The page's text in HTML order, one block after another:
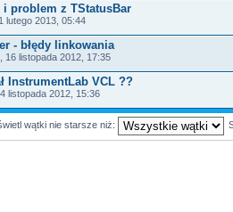
i problem z TStatusBar
lutego 2013, 05:44
- błędy linkowania
16 listopada 2012, 17:35
InstrumentLab VCL ??
listopada 2012, 15:36
wątki nie starsze niż: